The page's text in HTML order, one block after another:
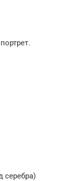
серебра)